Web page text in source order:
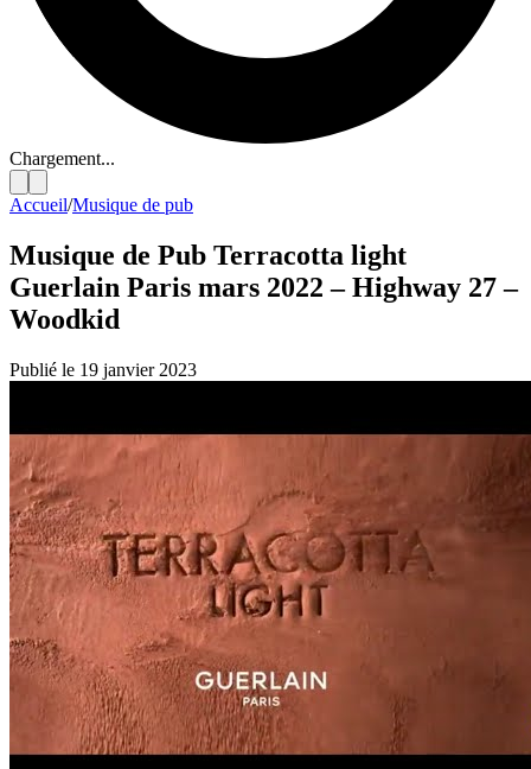
Chargement...
Accueil/Musique de pub
Musique de Pub Terracotta light
Guerlain Paris mars 2022 – Highway 27 –
Woodkid
Publié le 19 janvier 2023